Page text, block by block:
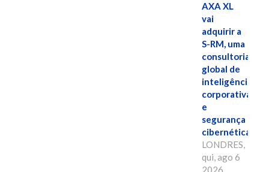
AXA XL
vai
adquirir a
S-RM, uma
consultoria
global de
inteligência
corporativa
e
segurança
cibernética
LONDRES,
qui, ago 6
2026